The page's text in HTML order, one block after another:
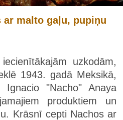
ar malto gaļu, pupiņu
uzkodām,
1943. gadā Meksikā,
"Nacho" Anaya
produktiem un
Krāsnī cepti Nachos ar